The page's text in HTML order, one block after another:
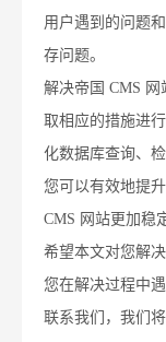
用户遇到的问题
存问题。
解决帝国 CMS
取相应的措施进
化数据库查询、
您可以有效地提
CMS 网站更加稳
希望本文对您解
您在解决过程中
联系我们，我们